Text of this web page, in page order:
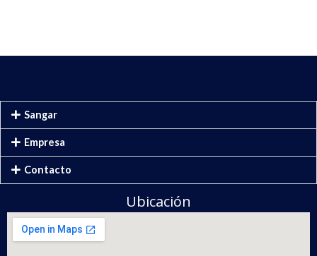
Sangar
Empresa
Contacto
Ubicación